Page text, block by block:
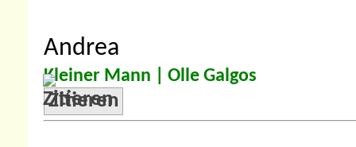
Andrea
Kleiner Mann | Olle Galgos
Zitieren